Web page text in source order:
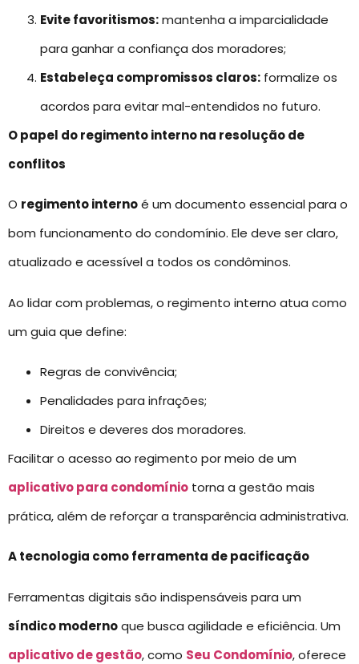
Evite favoritismos:mantenha a imparcialidade
para ganhar a confiança dos moradores;
Estabeleça compromissos claros: formalize os
acordos para evitar mal-entendidos no futuro.
O papel do regimento interno na resolução de
conflitos
O regimento internoé um documento essencial para o
bom funcionamento do condomínio. Ele deve ser claro,
atualizado e acessível a todos os condôminos.
Ao lidar com problemas, o regimento interno atua como
um guia que define:
Regras de convivência;
Penalidades para infrações;
Direitos e deveres dos moradores.
Facilitar o acesso ao regimento por meio de um
aplicativo para condomínio torna a gestão mais
prática, além de reforçar a transparência administrativa.
A tecnologia como ferramenta de pacificação
Ferramentas digitais são indispensáveis para um
síndico modernoque busca agilidade e eficiência. Um
aplicativo de gestão, como Seu Condomínio, oferece